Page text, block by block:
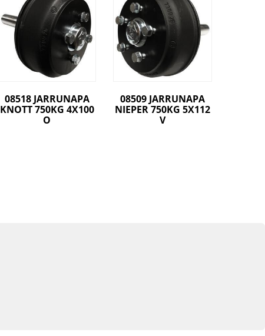
08518 JARRUNAPA
KNOTT 750KG 4X100
O
08509 JARRUNAPA
NIEPER 750KG 5X112
V